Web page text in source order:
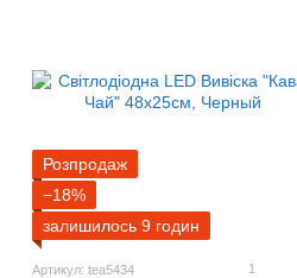
Розпродаж
−18%
залишилось 9 годин
Артикул: tea5434 1